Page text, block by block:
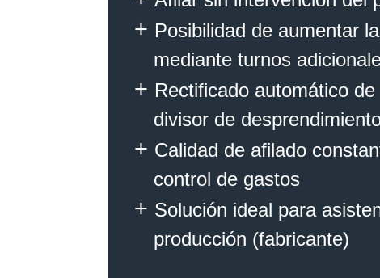
Posibilidad de aumentar
mediante turnos
Rectificado automático
divisor de
Calidad de afilado
control de gastos
Solución ideal para
producción (fabricante)